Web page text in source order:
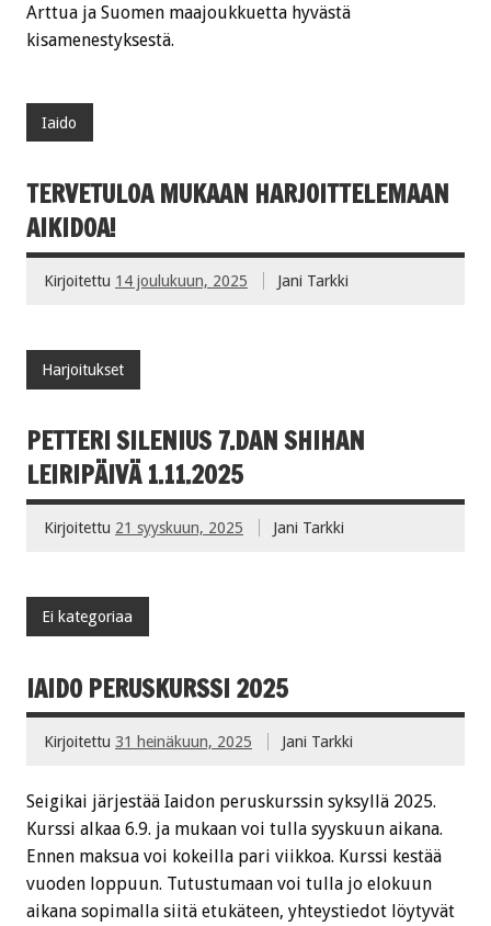
Arttua ja Suomen maajoukkuetta hyvästä
kisamenestyksestä.
Iaido
TERVETULOA MUKAAN HARJOITTELEMAAN
AIKIDOA!
Kirjoitettu 14 joulukuun, 2025 Jani Tarkki
Harjoitukset
PETTERI SILENIUS 7.DAN SHIHAN
LEIRIPÄIVÄ 1.11.2025
Kirjoitettu 21 syyskuun, 2025 Jani Tarkki
Ei kategoriaa
IAIDO PERUSKURSSI 2025
Kirjoitettu 31 heinäkuun, 2025 Jani Tarkki
Seigikai järjestää Iaidon peruskurssin syksyllä 2025.
Kurssi alkaa 6.9. ja mukaan voi tulla syyskuun aikana.
Ennen maksua voi kokeilla pari viikkoa. Kurssi kestää
vuoden loppuun. Tutustumaan voi tulla jo elokuun
aikana sopimalla siitä etukäteen, yhteystiedot löytyvät